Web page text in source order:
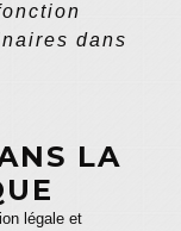
dans
LA
légale et